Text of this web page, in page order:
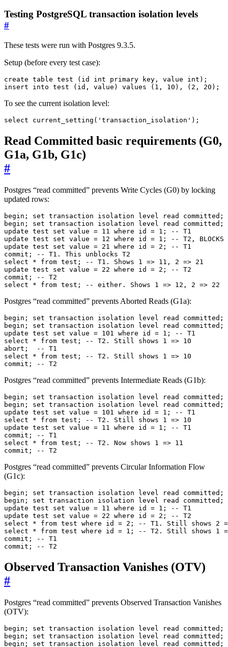
Testing PostgreSQL transaction isolation levels
#
These tests were run with Postgres 9.3.5.
Setup (before every test case):
insert into test (id, value) values (1, 10), (2, 20);
To see the current isolation level:
select current_setting('transaction_isolation');
Read Committed basic requirements (G0,
G1a, G1b, G1c)
#
Postgres “read committed” prevents Write Cycles (G0) by locking
updated rows:
select * from test; -- either. Shows 1 => 12, 2 => 22
Postgres “read committed” prevents Aborted Reads (G1a):
commit; -- T2
Postgres “read committed” prevents Intermediate Reads (G1b):
commit; -- T2
Postgres “read committed” prevents Circular Information Flow
(G1c):
commit; -- T2
Observed Transaction Vanishes (OTV)
#
Postgres “read committed” prevents Observed Transaction Vanishes
(OTV):